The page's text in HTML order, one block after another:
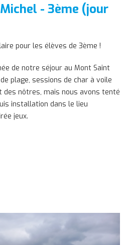
- 3ème (jour
pour les élèves de 3ème !
de notre séjour au Mont Saint
plage, sessions de char à voile
nôtres, mais nous avons tenté
installation dans le lieu
jeux.